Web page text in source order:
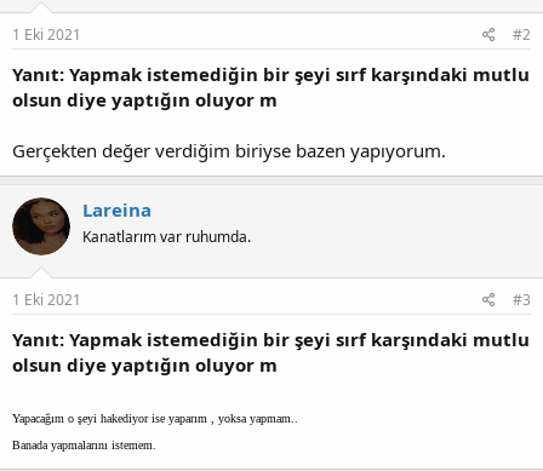
n
i
1 Eki 2021 #2
Yanıt: Yapmak istemediğin bir şeyi sırf karşındaki mutlu
olsun diye yaptığın oluyor m
Gerçekten değer verdiğim biriyse bazen yapıyorum.
Lareina
Kanatlarım var ruhumda.
1 Eki 2021 #3
Yanıt: Yapmak istemediğin bir şeyi sırf karşındaki mutlu
olsun diye yaptığın oluyor m
Yapacağım o şeyi hakediyor ise yaparım , yoksa yapmam..
Banada yapmalarını istemem.